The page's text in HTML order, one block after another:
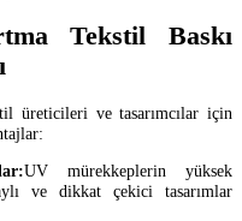
Tekstil Baskı
üreticileri ve tasarımcılar için
UV mürekkeplerin yüksek
ve dikkat çekici tasarımlar